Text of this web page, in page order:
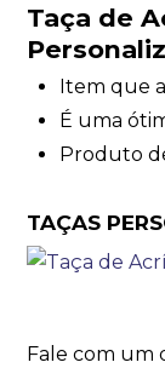
Taça de
Item que
É uma
Produto
TAÇAS
Fale com um